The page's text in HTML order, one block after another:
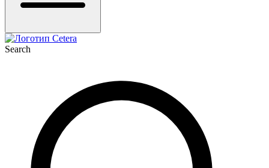
Search